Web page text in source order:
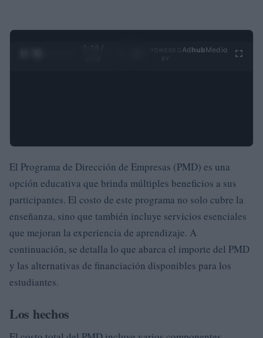
0:29 /
Ad hubMedia
El Programa de Dirección de Empresas (PMD) es una
opción educativa que brinda múltiples beneficios a sus
participantes. El costo de este programa no solo cubre la
enseñanza, sino que también incluye servicios esenciales
que mejoran la experiencia de aprendizaje. A
continuación, se detalla lo que abarca el importe del PMD
y las alternativas de financiación disponibles para los
estudiantes.
Los hechos